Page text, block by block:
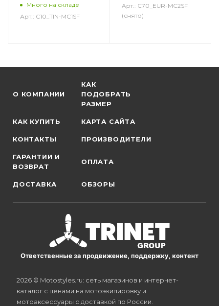
Много на складе
Арт.: C10_TIN-MC1SF
Арт.: C70_EUR-MC2SF
(снято)
О КОМПАНИИ
КАК
ПОДОБРАТЬ
РАЗМЕР
КАК КУПИТЬ КАРТА САЙТА
КОНТАКТЫ ПРОИЗВОДИТЕЛИ
ГАРАНТИИ И
ВОЗВРАТ
ОПЛАТА
ДОСТАВКА ОБЗОРЫ
Ответственные за продвижение, поддержку, контент
2026 © Motostyles.ru: сеть магазинов и интернет-
каталог с ценами на мотоэкипировку и
мотоаксессуары с доставкой по России.